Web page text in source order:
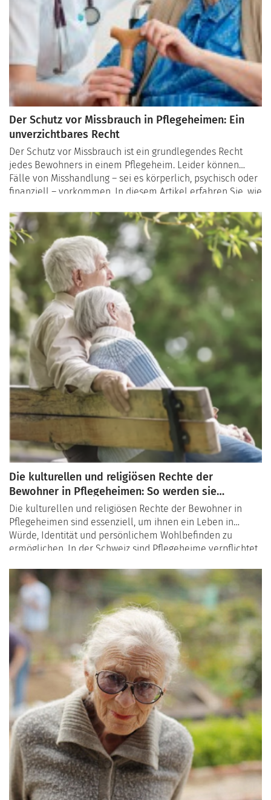
Der Schutz vor Missbrauch in Pflegeheimen: Ein
unverzichtbares Recht
Der Schutz vor Missbrauch ist ein grundlegendes Recht
jedes Bewohners in einem Pflegeheim. Leider können
Fälle von Misshandlung – sei es körperlich, psychisch oder
finanziell – vorkommen. In diesem Artikel erfahren Sie, wie
unternehmen können und welche rechtlichen
Möglichkeiten in der Schweiz bestehen, um Bewohner vor
solchen Vorfällen zu schützen.
Die kulturellen und religiösen Rechte der
Bewohner in Pflegeheimen: So werden sie
geschützt
Die kulturellen und religiösen Rechte der Bewohner in
Pflegeheimen sind essenziell, um ihnen ein Leben in
Würde, Identität und persönlichem Wohlbefinden zu
ermöglichen. In der Schweiz sind Pflegeheime verpflichtet,
Überzeugungen und Glaubensrichtungen leben können.
Dieser Artikel zeigt, wie Einrichtungen diese Rechte
respektieren und fördern.